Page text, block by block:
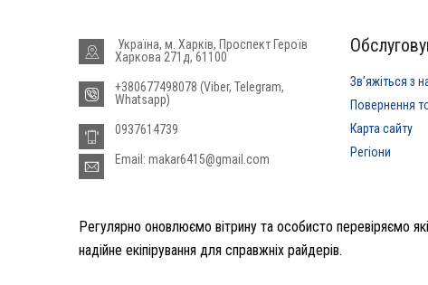
Україна, м. Харків, Проспект Героїв
Харкова 271д, 61100
+380677498078 (Viber, Telegram,
Whatsapp)
0937614739
Email: makar6415@gmail.com
Звʼяжіться з
Повернення
Карта сайту
Регіони
Регулярно оновлюємо вітрину та особисто перевіряємо
надійне екіпірування для справжніх райдерів.